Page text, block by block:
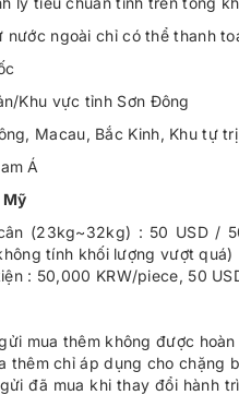
nước ngoài chỉ có thể thanh
Khu vực tỉnh Sơn Đông
Macau, Bắc Kinh, Khu tự
Á
(23kg~32kg) : 50 USD /
tính khối lượng vượt quá)
: 50,000 KRW/piece, 50
mua thêm không được
thêm chỉ áp dụng cho chặng
đã mua khi thay đổi hành